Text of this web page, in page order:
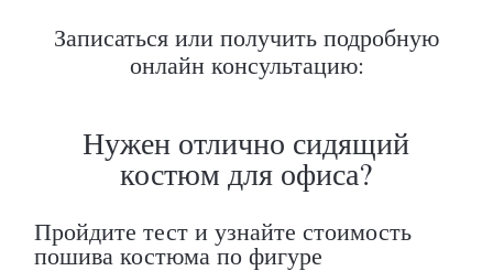
Записаться или получить подробную
онлайн консультацию:
Какой фасон подойдет именно вам?
Как должен сидеть правильно пошитый
Ответим на все вопросы в удобном
для вас мессенджере
Max Telegram